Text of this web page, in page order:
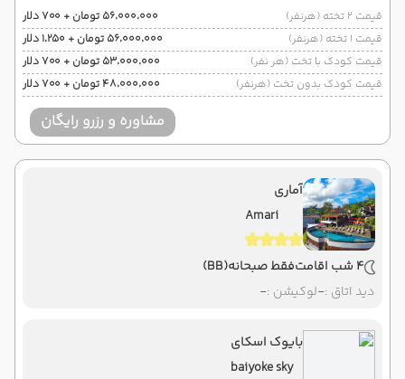
قیمت 2 تخته (هرنفر)
۵۶٬۰۰۰٬۰۰۰ تومان + ۷۰۰ دلار
قیمت 1 تخته (هرنفر)
۵۶٬۰۰۰٬۰۰۰ تومان + ۱٬۲۵۰ دلار
قیمت کودک با تخت (هر نفر)
۵۳٬۰۰۰٬۰۰۰ تومان + ۷۰۰ دلار
قیمت کودک بدون تخت (هرنفر)
۴۸٬۰۰۰٬۰۰۰ تومان + ۷۰۰ دلار
مشاوره و رزرو رایگان
آماری
Amari
4 شب اقامت فقط صبحانه(BB)
دید اتاق :-لوکیشن :-
بایوک اسکای
baiyoke sky